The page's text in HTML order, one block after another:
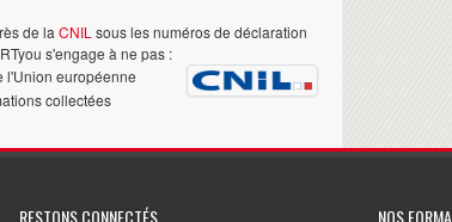
de la CNIL sous les numéros de déclaration
s'engage à ne pas :
l'Union européenne
collectées
RESTONS CONNECTÉS NOS